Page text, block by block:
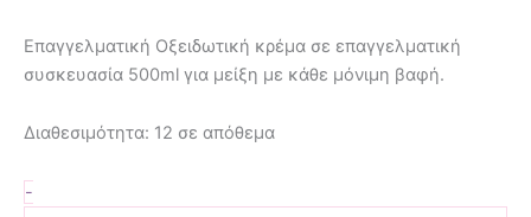
Επαγγελματική Οξειδωτική κρέμα σε επαγγελματική
συσκευασία 500ml για μείξη με κάθε μόνιμη βαφή.
Διαθεσιμότητα: 12 σε απόθεμα
-